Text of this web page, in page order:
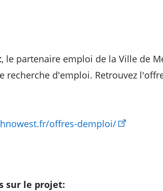
, le partenaire emploi de la Ville de
recherche d'emploi. Retrouvez
offres-demploi/
sur le projet: